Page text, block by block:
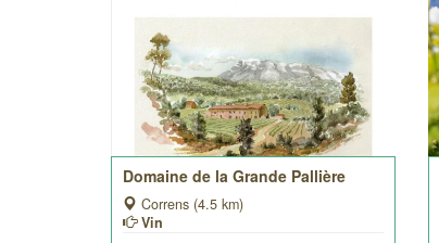
Domaine de la Grande Pallière
Correns (4.5 km)
Vin